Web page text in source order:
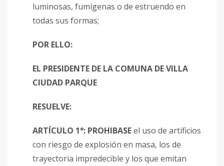
luminosas, fumígenas o de estruendo en
todas sus formas;
POR ELLO:
EL PRESIDENTE DE LA COMUNA DE VILLA
CIUDAD PARQUE
RESUELVE:
ARTÍCULO 1°: PROHIBASEel uso de artificios
con riesgo de explosión en masa, los de
trayectoria impredecible y los que emitan